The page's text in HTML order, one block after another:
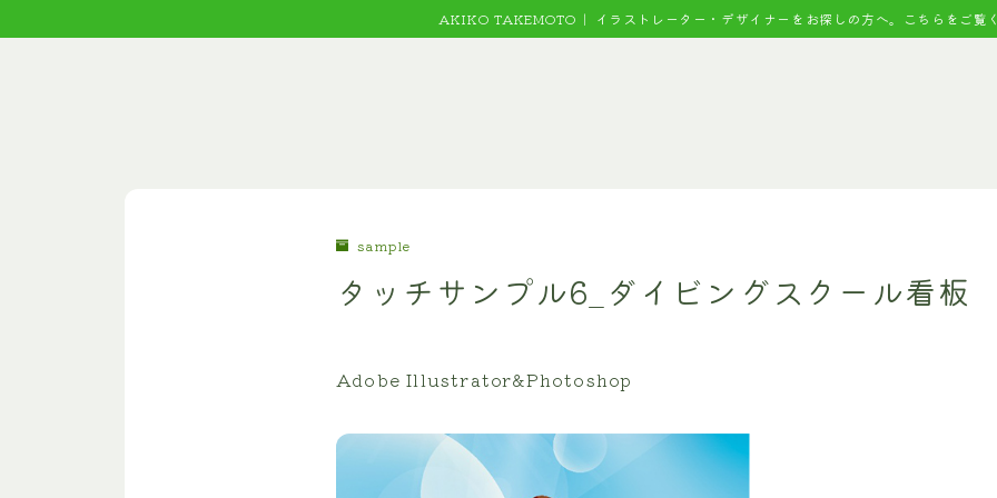
AKIKO TAKEMOTO｜ イラストレーター・デザイナーをお探しの方へ。こちらをご覧
sample
タッチサンプル6_ダイビングスクール看板
Adobe Illustrator&Photoshop